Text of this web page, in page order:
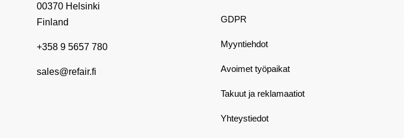
00370 Helsinki
Finland
+358 9 5657 780
sales@refair.fi
GDPR
Myyntiehdot
Avoimet työpaikat
Takuut ja reklamaatiot
Yhteystiedot